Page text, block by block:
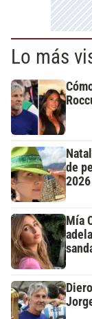
Lo más
de
2026
Mía